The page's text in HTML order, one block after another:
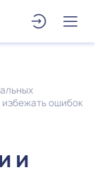
избежать ошибок
и